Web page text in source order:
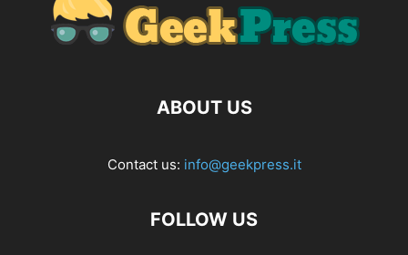
ABOUT US
Contact us: info@geekpress.it
FOLLOW US